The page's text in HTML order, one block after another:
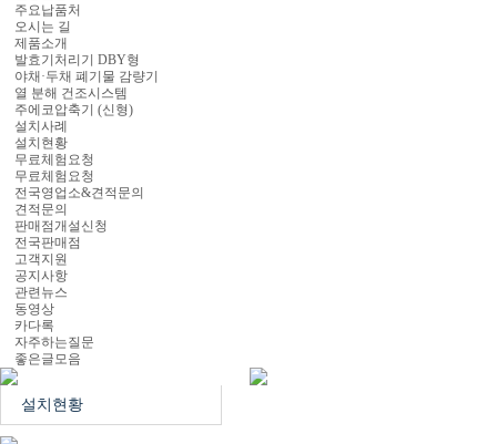
주요납품처
오시는 길
제품소개
발효기처리기 DBY형
야채·두채 폐기물 감량기
열 분해 건조시스템
주에코압축기 (신형)
설치사례
설치현황
무료체험요청
무료체험요청
전국영업소&견적문의
견적문의
판매점개설신청
전국판매점
고객지원
공지사항
관련뉴스
동영상
카다록
자주하는질문
좋은글모음
설치현황